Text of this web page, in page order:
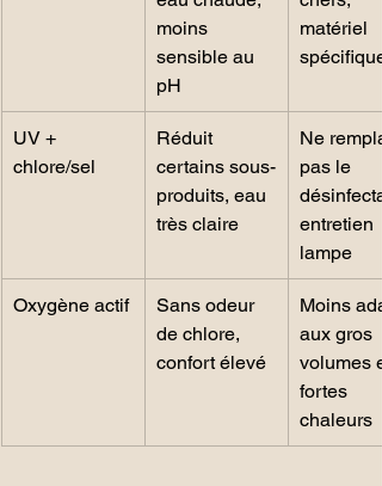
moins
sensible au
pH
matériel
spécifique
UV +
chlore/sel
Réduit
certains sous-
produits, eau
très claire
Ne
pas le
entretien
lampe
Oxygène actif
Sans odeur
de chlore,
confort élevé
Moins
aux gros
volumes
fortes
chaleurs